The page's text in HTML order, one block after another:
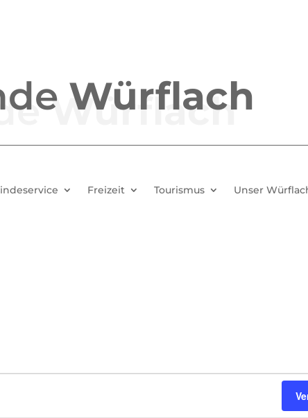
Würflach
Freizeit Tourismus Unser